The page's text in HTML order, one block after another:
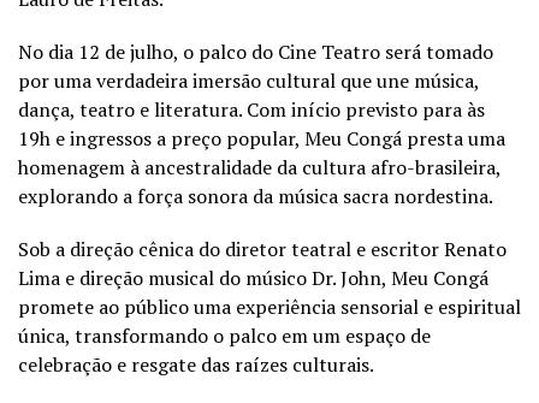
No dia 12 de julho, o palco do Cine Teatro será tomado
por uma verdadeira imersão cultural que une música,
dança, teatro e literatura. Com início previsto para às
19h e ingressos a preço popular, Meu Congá presta uma
homenagem à ancestralidade da cultura afro-brasileira,
explorando a força sonora da música sacra nordestina.
Sob a direção cênica do diretor teatral e escritor Renato
Lima e direção musical do músico Dr. John, Meu Congá
promete ao público uma experiência sensorial e espiritual
única, transformando o palco em um espaço de
celebração e resgate das raízes culturais.